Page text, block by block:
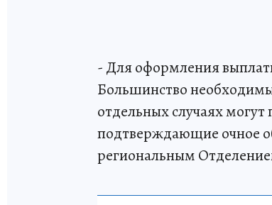
- Для оформления
Большинство
отдельных случаях
подтверждающие очное
региональным